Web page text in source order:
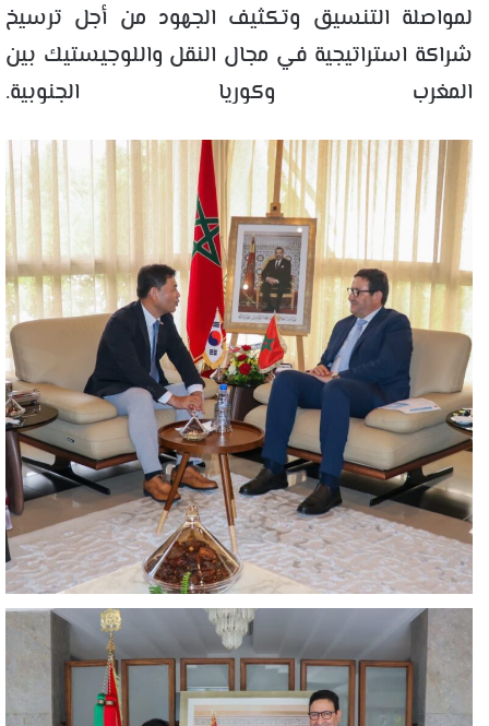
لمواصلة التنسيق وتكثيف الجهود من أجل ترسيخ
شراكة استراتيجية في مجال النقل واللوجيستيك بين
المغرب وكوريا الجنوبية.